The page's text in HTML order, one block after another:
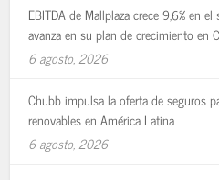
EBITDA de Mallplaza crece 9,6% en
avanza en su plan de crecimiento en
6 agosto, 2026
Chubb impulsa la oferta de seguros
renovables en América Latina
6 agosto, 2026